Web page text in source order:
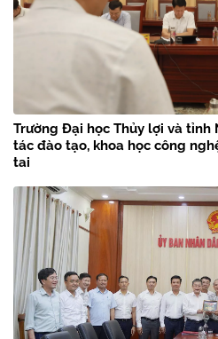
Trường Đại học Thủy lợi và tỉnh
tác đào tạo, khoa học công
tai